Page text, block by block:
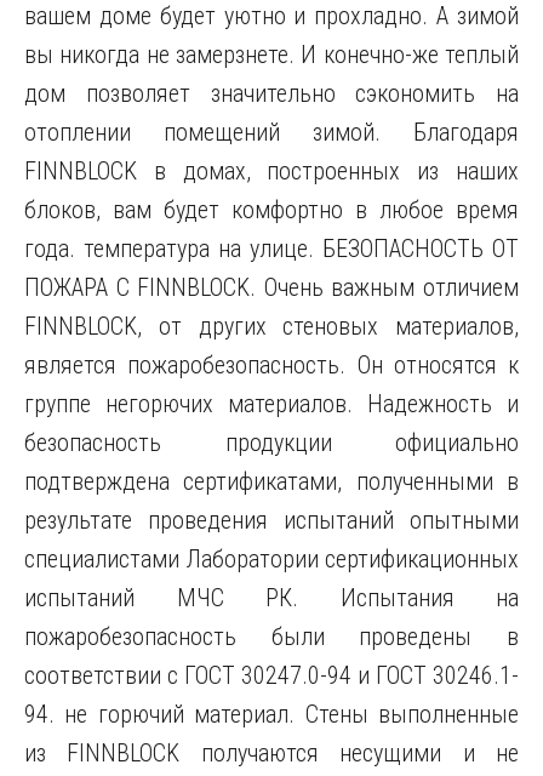
вашем доме будет уютно и прохладно. А зимой
вы никогда не замерзнете. И конечно-же теплый
дом позволяет значительно сэкономить на
отоплении помещений зимой. Благодаря
FINNBLOCK в домах, построенных из наших
блоков, вам будет комфортно в любое время
года. температура на улице. БЕЗОПАСНОСТЬ ОТ
ПОЖАРА С FINNBLOCK. Очень важным отличием
FINNBLOCK, от других стеновых материалов,
является пожаробезопасность. Он относятся к
группе негорючих материалов. Надежность и
безопасность продукции официально
подтверждена сертификатами, полученными в
результате проведения испытаний опытными
специалистами Лаборатории сертификационных
испытаний МЧС РК. Испытания на
пожаробезопасность были проведены в
соответствии с ГОСТ 30247.0-94 и ГОСТ 30246.1-
94. не горючий материал. Стены выполненные
из FINNBLOCK получаются несущими и не